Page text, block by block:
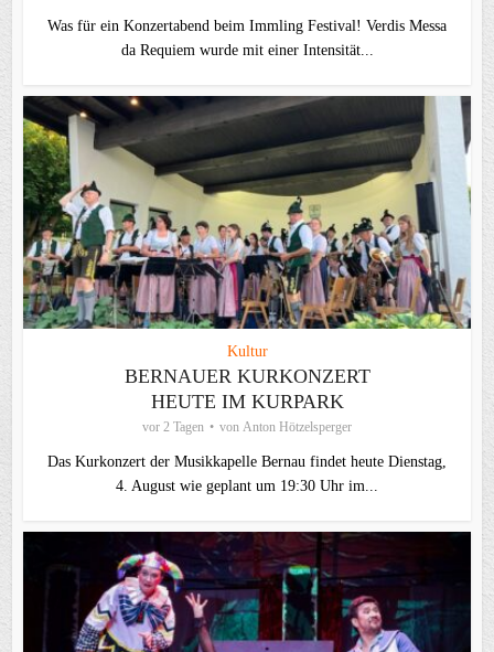
Was für ein Konzertabend beim Immling Festival! Verdis Messa
da Requiem wurde mit einer Intensität...
Kultur
BERNAUER KURKONZERT
HEUTE IM KURPARK
vor 2 Tagen von Anton Hötzelsperger
Das Kurkonzert der Musikkapelle Bernau findet heute Dienstag,
4. August wie geplant um 19:30 Uhr im...